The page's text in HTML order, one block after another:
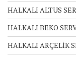
HALKALI ALTUS
HALKALI BEKO
HALKALI ARÇELİK